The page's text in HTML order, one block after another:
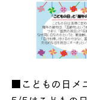
■こどもの日メ